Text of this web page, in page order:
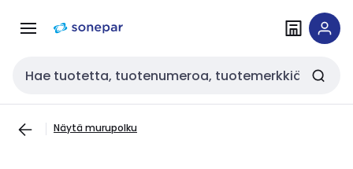
navigointiinsisältöön
Haku
Näytä murupolku